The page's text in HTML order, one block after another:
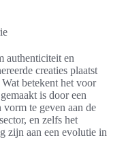
authenticiteit en
creaties plaatst
betekent het voor
is door een
te geven aan de
en zelfs het
zijn aan een evolutie in